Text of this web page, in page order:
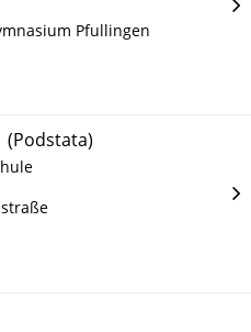
Pfullingen
(Podstata)